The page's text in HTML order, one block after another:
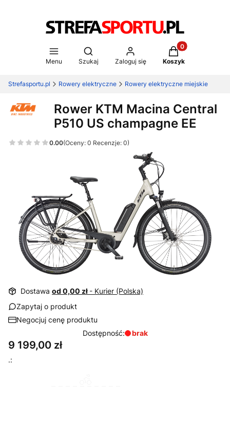
Menu
Otwórz wyszukiwarkę
Szukaj Zaloguj się
Produkty w
Koszyk
Strefasportu.pl Rowery elektryczne Rowery elektryczne miejskie
Rower KTM Macina Central
P510 US champagne EE
0.00(Oceny: 0 Recenzje: 0)
Dostawa od 0,00 zł - Kurier (Polska)
Zapytaj o produkt
Negocjuj cenę produktu
Dostępność:
brak
Cena
9 199,00 zł
.: